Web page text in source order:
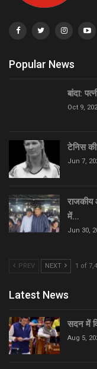
Popular News
बांदा:
Oct 9,
टेनिस
Jun 7,
राजकीय
में…
Jun 30,
PREV NEXT 1 of
Latest News
सदन में
Aug 5,